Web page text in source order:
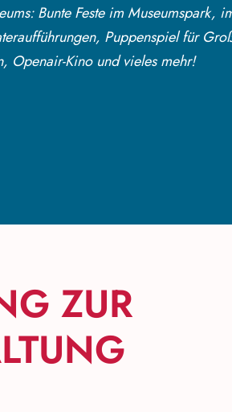
Bunte Feste im Museumspark,
Puppenspiel für
Openair-Kino und vieles mehr!
ZUR